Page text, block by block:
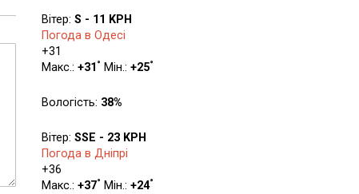
Вітер: S - 11 KPH
Погода в Одесі
+31
Макс.: +31 ° Мін.: +25°
Вологість: 38%
Вітер: SSE - 23 KPH
Погода в Дніпрі
+36
Макс.: +37° Мін.: +24°